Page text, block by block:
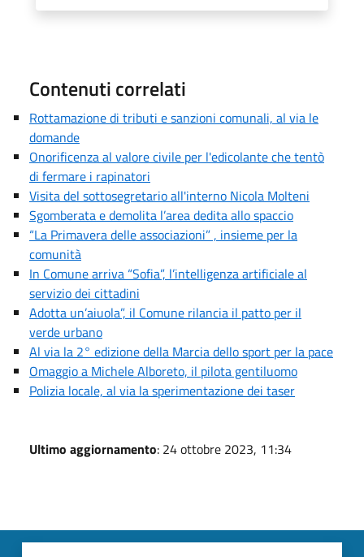
Contenuti correlati
Rottamazione di tributi e sanzioni comunali, al via le
domande
Onorificenza al valore civile per l'edicolante che tentò
di fermare i rapinatori
Visita del sottosegretario all'interno Nicola Molteni
Sgomberata e demolita l’area dedita allo spaccio
“La Primavera delle associazioni” , insieme per la
comunità
In Comune arriva “Sofia”, l’intelligenza artificiale al
servizio dei cittadini
Adotta un’aiuola”, il Comune rilancia il patto per il
verde urbano
Al via la 2° edizione della Marcia dello sport per la pace
Omaggio a Michele Alboreto, il pilota gentiluomo
Polizia locale, al via la sperimentazione dei taser
Ultimo aggiornamento: 24 ottobre 2023, 11:34